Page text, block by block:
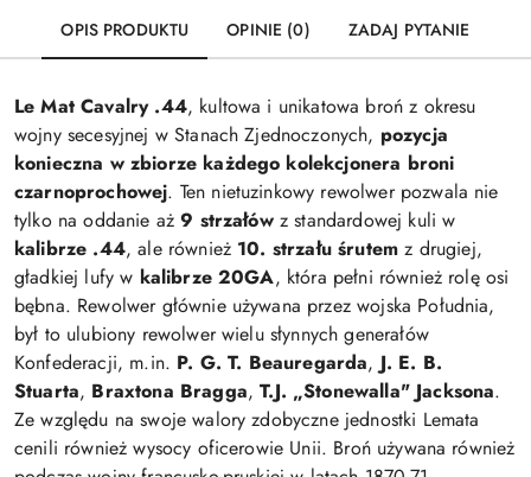
OPIS PRODUKTU OPINIE (0) ZADAJ PYTANIE
Le Mat Cavalry .44, kultowa i unikatowa broń z okresu
wojny secesyjnej w Stanach Zjednoczonych, pozycja
konieczna w zbiorze każdego kolekcjonera broni
czarnoprochowej. Ten nietuzinkowy rewolwer pozwala nie
tylko na oddanie aż9 strzałówz standardowej kuli w
kalibrze .44, ale również 10. strzału śrutem z drugiej,
gładkiej lufy w kalibrze 20GA, która pełni również rolę osi
bębna. Rewolwer głównie używana przez wojska Południa,
był to ulubiony rewolwer wielu słynnych generałów
Konfederacji, m.in. P. G. T. Beauregarda, J. E. B.
Stuarta, Braxtona Bragga,T.J. „Stonewalla" Jacksona.
Ze względu na swoje walory zdobyczne jednostki Lemata
cenili również wysocy oficerowie Unii. Broń używana również